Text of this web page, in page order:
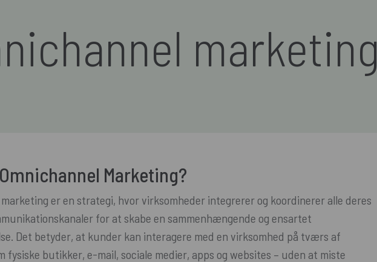
marketing
Marketing?
er en strategi, hvor virksomheder integrerer og koordinerer alle deres
for at skabe en sammenhængende og ensartet
Det betyder, at kunder kan interagere med en virksomhed på tværs af
fysiske butikker, e-mail, sociale medier, apps og websites – uden at miste